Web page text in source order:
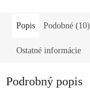
Popis Podobné (10)
Ostatné informácie
Podrobný popis